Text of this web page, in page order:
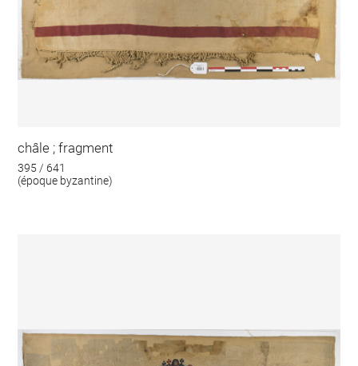
châle ; fragment
395 / 641
(époque byzantine)